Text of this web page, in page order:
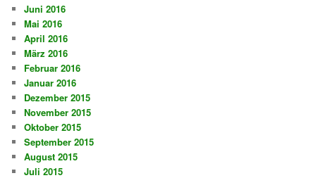
Juni 2016
Mai 2016
April 2016
März 2016
Februar 2016
Januar 2016
Dezember 2015
November 2015
Oktober 2015
September 2015
August 2015
Juli 2015